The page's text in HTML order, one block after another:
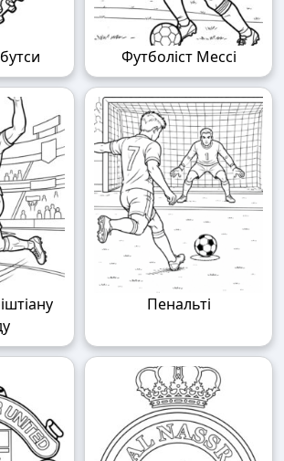
Футболіст Мессі
Пенальті